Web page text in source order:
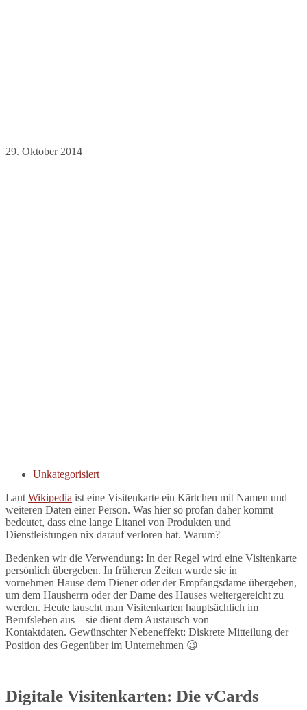
29. Oktober 2014
Unkategorisiert
Laut Wikipedia ist eine Visitenkarte ein Kärtchen mit Namen und
weiteren Daten einer Person. Was hier so profan daher kommt
bedeutet, dass eine lange Litanei von Produkten und
Dienstleistungen nix darauf verloren hat. Warum?
Bedenken wir die Verwendung: In der Regel wird eine Visitenkarte
persönlich übergeben. In früheren Zeiten wurde sie in
vornehmen Hause dem Diener oder der Empfangsdame übergeben,
um dem Hausherrn oder der Dame des Hauses weitergereicht zu
werden. Heute tauscht man Visitenkarten hauptsächlich im
Berufsleben aus – sie dient dem Austausch von
Kontaktdaten. Gewünschter Nebeneffekt: Diskrete Mitteilung der
Position des Gegenüber im Unternehmen 😉
Digitale Visitenkarten: Die vCards